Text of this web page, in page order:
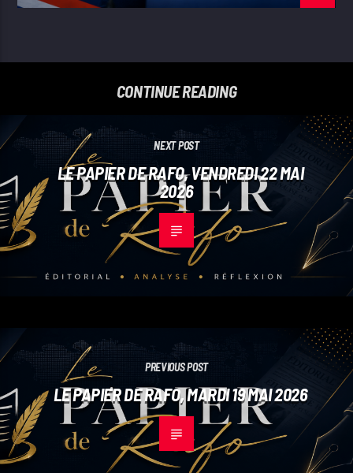
CONTINUE READING
NEXT POST
LE PAPIER DE RAFO, VENDREDI 22 MAI
2026
PREVIOUS POST
LE PAPIER DE RAFO, MARDI 19 MAI 2026